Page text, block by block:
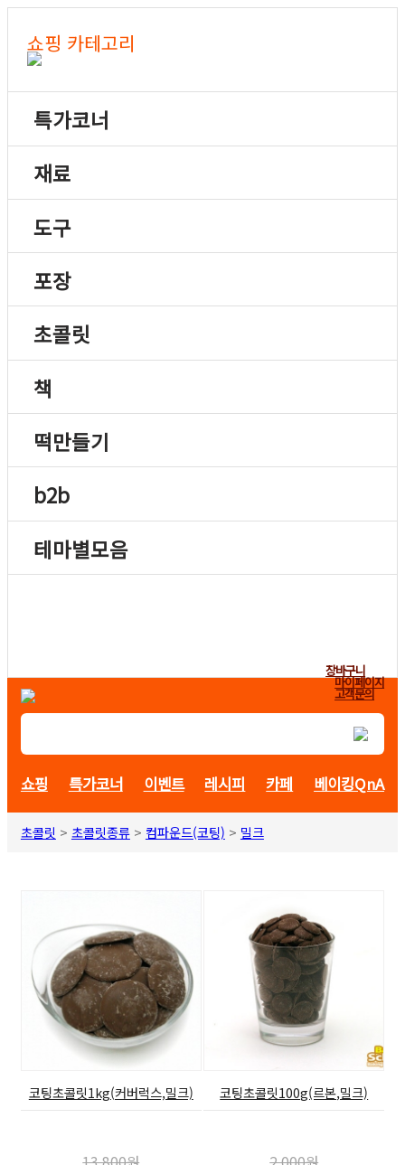
쇼핑 카테고리
특가코너
재료
도구
포장
초콜릿
책
떡만들기
b2b
테마별모음
장바구니
마이페이지
고객문의
쇼핑 특가코너 이벤트 레시피 카페 베이킹QnA
초콜릿 > 초콜릿종류> 컴파운드(코팅) > 밀크
코팅초콜릿1kg(커버럭스,밀크) 코팅초콜릿100g(르본,밀크)